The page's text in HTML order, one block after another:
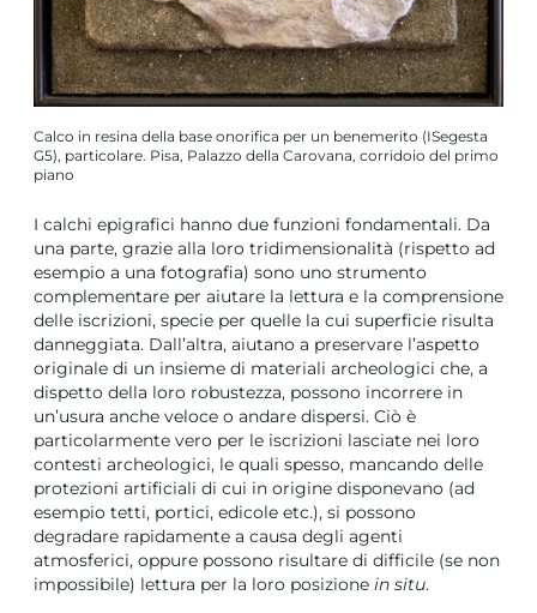
Calco in resina della base onorifica per un benemerito (ISegesta
G5), particolare. Pisa, Palazzo della Carovana, corridoio del primo
piano
I calchi epigrafici hanno due funzioni fondamentali. Da
una parte, grazie alla loro tridimensionalità (rispetto ad
esempio a una fotografia) sono uno strumento
complementare per aiutare la lettura e la comprensione
delle iscrizioni, specie per quelle la cui superficie risulta
danneggiata. Dall’altra, aiutano a preservare l’aspetto
originale di un insieme di materiali archeologici che, a
dispetto della loro robustezza, possono incorrere in
un’usura anche veloce o andare dispersi. Ciò è
particolarmente vero per le iscrizioni lasciate nei loro
contesti archeologici, le quali spesso, mancando delle
protezioni artificiali di cui in origine disponevano (ad
esempio tetti, portici, edicole etc.), si possono
degradare rapidamente a causa degli agenti
atmosferici, oppure possono risultare di difficile (se non
impossibile) lettura per la loro posizione in situ.